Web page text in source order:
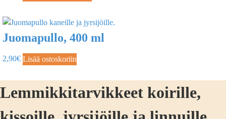
Juomapullo, 400 ml
2,90€ Lisää ostoskoriin
Lemmikkitarvikkeet koirille,